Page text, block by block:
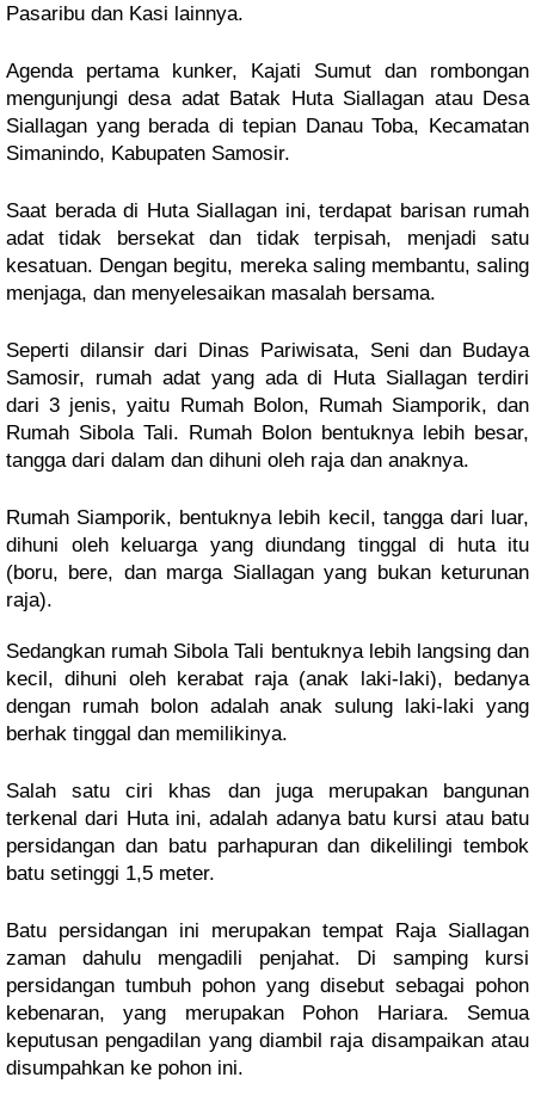
Pasaribu dan Kasi lainnya.
Agenda pertama kunker, Kajati Sumut dan rombongan
mengunjungi desa adat Batak Huta Siallagan atau Desa
Siallagan yang berada di tepian Danau Toba, Kecamatan
Simanindo, Kabupaten Samosir.
Saat berada di Huta Siallagan ini, terdapat barisan rumah
adat tidak bersekat dan tidak terpisah, menjadi satu
kesatuan. Dengan begitu, mereka saling membantu, saling
menjaga, dan menyelesaikan masalah bersama.
Seperti dilansir dari Dinas Pariwisata, Seni dan Budaya
Samosir, rumah adat yang ada di Huta Siallagan terdiri
dari 3 jenis, yaitu Rumah Bolon, Rumah Siamporik, dan
Rumah Sibola Tali. Rumah Bolon bentuknya lebih besar,
tangga dari dalam dan dihuni oleh raja dan anaknya.
Rumah Siamporik, bentuknya lebih kecil, tangga dari luar,
dihuni oleh keluarga yang diundang tinggal di huta itu
(boru, bere, dan marga Siallagan yang bukan keturunan
raja).
Sedangkan rumah Sibola Tali bentuknya lebih langsing dan
kecil, dihuni oleh kerabat raja (anak laki-laki), bedanya
dengan rumah bolon adalah anak sulung laki-laki yang
berhak tinggal dan memilikinya.
Salah satu ciri khas dan juga merupakan bangunan
terkenal dari Huta ini, adalah adanya batu kursi atau batu
persidangan dan batu parhapuran dan dikelilingi tembok
batu setinggi 1,5 meter.
Batu persidangan ini merupakan tempat Raja Siallagan
zaman dahulu mengadili penjahat. Di samping kursi
persidangan tumbuh pohon yang disebut sebagai pohon
kebenaran, yang merupakan Pohon Hariara. Semua
keputusan pengadilan yang diambil raja disampaikan atau
disumpahkan ke pohon ini.